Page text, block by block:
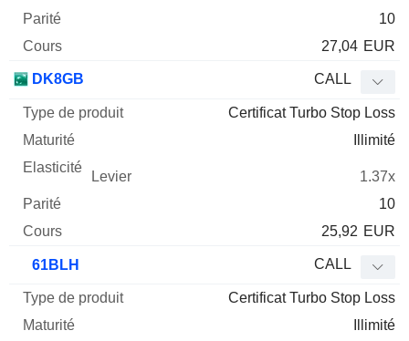
10
27,04 EUR
DK8GB CALL
Certificat Turbo Stop Loss
Illimité
1.37x
10
25,92 EUR
61BLH CALL
Certificat Turbo Stop Loss
Illimité